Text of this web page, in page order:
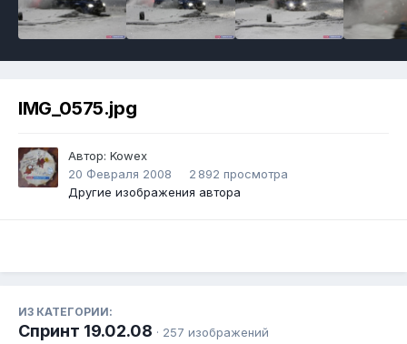
IMG_0575.jpg
Автор: Kowex
20 Февраля 2008
2 892 просмотра
Другие изображения автора
ИЗ КАТЕГОРИИ:
Спринт 19.02.08 · 257 изображений